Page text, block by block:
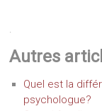
.
Autres
Quel est la
psychologue?